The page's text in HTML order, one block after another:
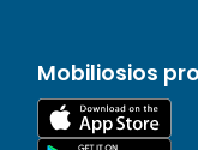
Mobiliosios